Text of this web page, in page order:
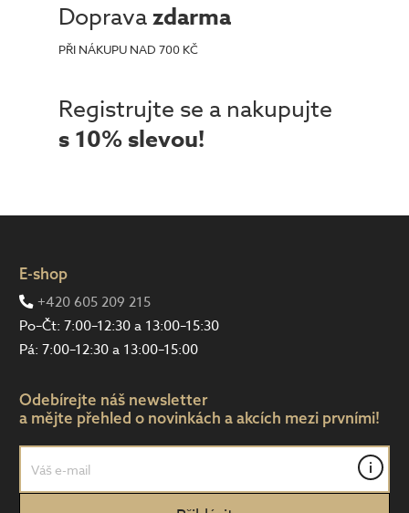
Dopravazdarma
PŘI NÁKUPU NAD 700 KČ
Registrujte se a nakupujte
s 10% slevou!
E-shop
+420 605 209 215
Po–Čt: 7:00–12:30 a 13:00–15:30
Pá: 7:00–12:30 a 13:00–15:00
Odebírejte náš newsletter
a mějte přehled o novinkách a akcích mezi prvními!
i